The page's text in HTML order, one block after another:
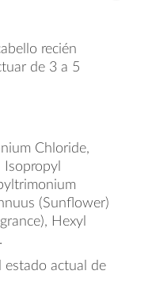
recién
de 3 a 5
Chloride,
(Sunflower)
Hexyl
estado actual de